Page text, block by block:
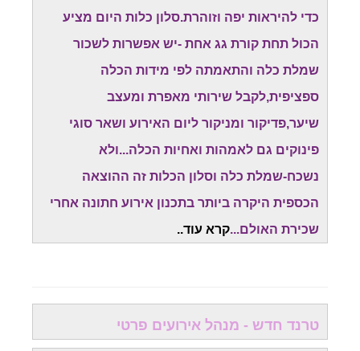
כדי להיראות יפה וזוהרת.סלון כלות היום מציע
הכול תחת קורת גג אחת -יש אפשרות לשכור
שמלת כלה והתאמתה לפי מידות הכלה
ספציפית,לקבל שירותי מאפרת ומעצב
שיער,פדיקור ומניקור ליום האירוע ושאר סוגי
פינוקים גם לאמהות ואחיות הכלה...ולא
נשכח-שמלת כלה וסלון הכלות זה ההוצאה
הכספית היקרה ביותר בתכנון אירוע חתונה אחרי
שכירת האולם...קרא עוד..
טרנד חדש - מנהל אירועים פרטי